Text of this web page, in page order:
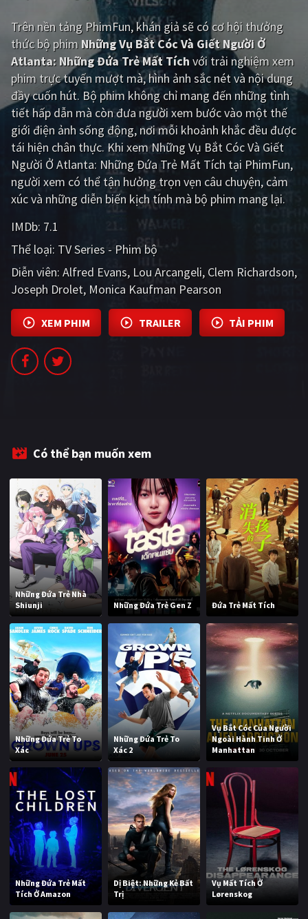
Giật gân Gia đình
Bí ẩn Lịch sử
Viễn Tây Tiểu sử
GameShow DramaTV
QUỐC GIA
Âu - Mỹ Trung Quốc - Hồng Kông
Hàn Quốc Nhật Bản
Ấn Độ
Tổng hợp
CẬP NHẬT
PHIM MỚI
PHIM BỘ
PHIM LẺ
BLOG
Trên nền tảng PhimFun, khán giả sẽ có cơ hội thưởng
thức bộ phim Những Vụ Bắt Cóc Và Giết Người Ở
Atlanta: Những Đứa Trẻ Mất Tíchvới trải nghiệm xem
phim trực tuyến mượt mà, hình ảnh sắc nét và nội dung
đầy cuốn hút. Bộ phim không chỉ mang đến những tình
tiết hấp dẫn mà còn đưa người xem bước vào một thế
giới điện ảnh sống động, nơi mỗi khoảnh khắc đều được
tái hiện chân thực. Khi xem Những Vụ Bắt Cóc Và Giết
Người Ở Atlanta: Những Đứa Trẻ Mất Tích tại PhimFun,
người xem có thể tận hưởng trọn vẹn câu chuyện, cảm
xúc và những diễn biến kịch tính mà bộ phim mang lại.
IMDb: 7.1
Thể loại: TV Series - Phim bộ
Diễn viên: Alfred Evans Lou Arcangeli Clem Richardson
Joseph Drolet Monica Kaufman Pearson
XEM PHIM TRAILER TẢI PHIM
Có thể bạn muốn xem
Những Đứa Trẻ Nhà
Shiunji
Những Đứa Trẻ Gen Z Đứa Trẻ Mất Tích
Những Đứa Trẻ To
Xác
Những Đứa Trẻ To
Xác 2
Vụ Bắt Cóc Của Người
Ngoài Hành Tinh Ở
Manhattan
Những Đứa Trẻ Mất
Tích Ở Amazon
Dị Biệt: Những Kẻ Bất
Trị
Vụ Mất Tích Ở
Lørenskog